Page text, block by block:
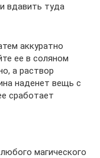
вдавить туда
аккуратно
ее в соляном
а раствор
наденет вещь с
сработает
магического